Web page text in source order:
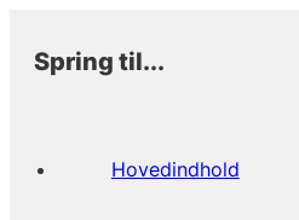
Spring til...
Hovedindhold